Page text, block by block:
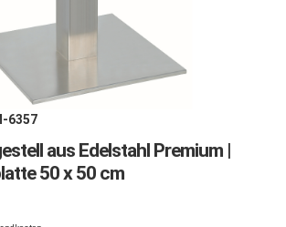
6357
aus Edelstahl Premium |
50 x 50 cm